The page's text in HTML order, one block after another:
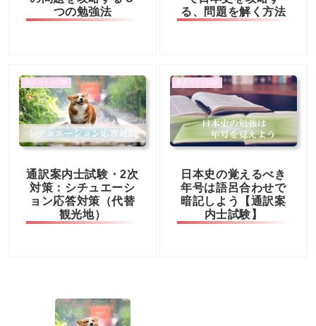
つの勉強法
る、問題を解く方法
通訳ガイド試験
通訳案内士試験・2次
対策：シチュエーシ
ョン応答対策（代替
観光地）
通訳ガイド試験
日本史の覚えるべき
年号は語呂合わせで
暗記しよう【通訳案
内士試験】